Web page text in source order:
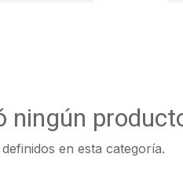
ningún
en esta categoría.